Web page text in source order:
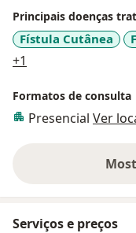
Principais doenças
Fístula Cutânea
+1
Formatos de consulta
Presencial Ver
Serviços e preços